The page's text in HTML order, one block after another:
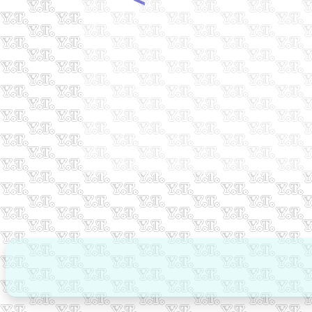
Previous